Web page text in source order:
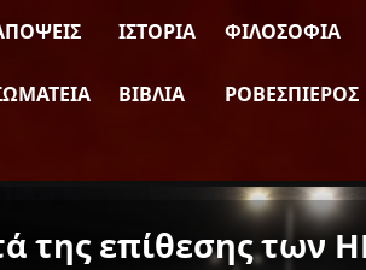
ΙΣΤΟΡΊΑ ΦΙΛΟΣΟΦΊΑ
ΒΙΒΛΊΑ ΡΟΒΕΣΠΙΈΡΟΣ
της επίθεσης των